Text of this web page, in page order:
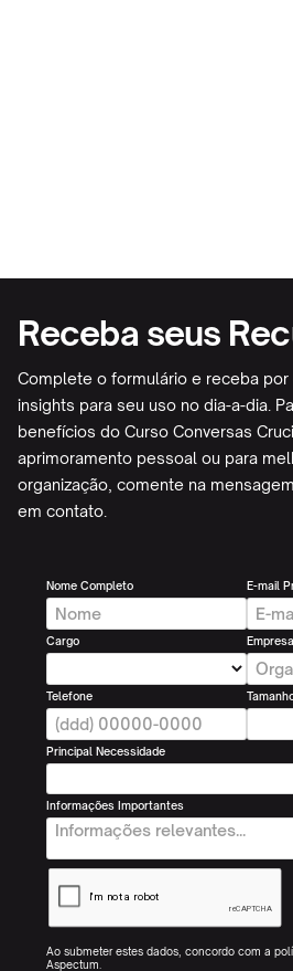
Receba seus
Complete o formulário e receba
insights para seu uso no dia-a-dia.
benefícios do Curso Conversas
aprimoramento pessoal ou para
organização, comente na
em contato.
Nome Completo E-mail
Cargo Empresa
Telefone
Principal Necessidade
Informações Importantes
Ao submeter estes dados, concordo com a
Aspectum.